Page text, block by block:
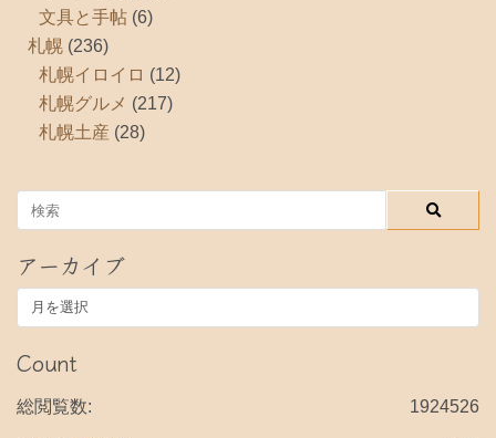
文具と手帖 (6)
札幌 (236)
札幌イロイロ (12)
札幌グルメ (217)
札幌土産 (28)
アーカイブ
ー
カ
ブ
Count
1924526
総閲覧数: